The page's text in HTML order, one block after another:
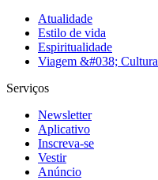
Atualidade
Estilo de vida
Espiritualidade
Viagem &#038; Cultura
Serviços
Newsletter
Aplicativo
Inscreva-se
Vestir
Anúncio